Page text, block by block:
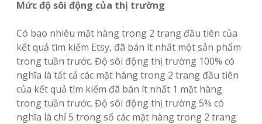
Mức độ sôi động của thị trường
Có bao nhiêu mặt hàng trong 2 trang đầu tiên của
kết quả tìm kiếm Etsy, đã bán ít nhất một sản phẩm
trong tuần trước. Độ sôi động thị trường 100% có
nghĩa là tất cả các mặt hàng trong 2 trang đầu tiên
của kết quả tìm kiếm đã bán ít nhất 1 mặt hàng
trong tuần trước. Độ sôi động thị trường 5% có
nghĩa là chỉ 5 trong số các mặt hàng trong 2 trang